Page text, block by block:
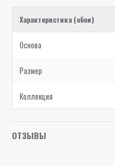
Характеристика (обои)
Основа
Размер
Коллекция
ОТЗЫВЫ